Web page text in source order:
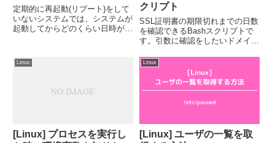
定期的に再起動(リブート)をして
いないシステムでは、システムが
起動してからどのくらい日時が経
(OS)の稼働時間と起動した日時
を調べる方法を紹介します。1.
クリプト
SSL証明書の期限切れまでの日数
を確認できるBashスクリプトで
す。引数に確認をしたいドメイン
監視設定のスクリプトなどに利用
することができます。
#!/bin/bashDOMAIN=$1VALIDIT
YPERIO...
Linux
[Linux] プロセスを実行し
Linux
[Linux] ユーザの一覧を取